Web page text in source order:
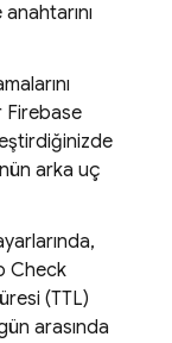
Firebase
arka uç
Check
(TTL)
arasında